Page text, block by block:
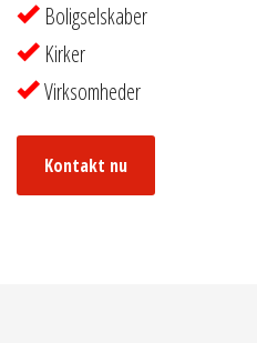
Boligselskaber
Kirker
Virksomheder
Kontakt nu